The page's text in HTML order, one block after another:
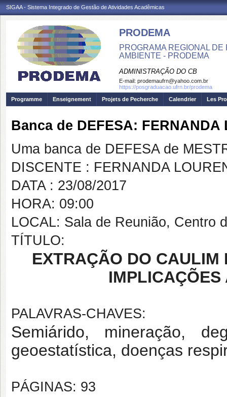
SIGAA - Sistema Integrado de Gestão de Atividades Acadêmicas
PRODEMA
PROGRAMA REGIONAL
AMBIENTE - PRODEMA
ADMINISTRAÇÃO DO CB
E-mail: prodemaufrn@yahoo.com.br
https://posgraduacao.ufrn.br/prodema
Programme
Enseignement Projets de Pecherche Calendrier Les
Banca de DEFESA: FERNANDA
Uma banca de DEFESA de
DISCENTE : FERNANDA
DATA : 23/08/2017
HORA: 09:00
LOCAL: Sala de Reunião, Centro
TÍTULO:
EXTRAÇÃO DO CAULIM
IMPLICAÇÕES
PALAVRAS-CHAVES:
Semiárido, mineração,
geoestatística, doenças
PÁGINAS: 93